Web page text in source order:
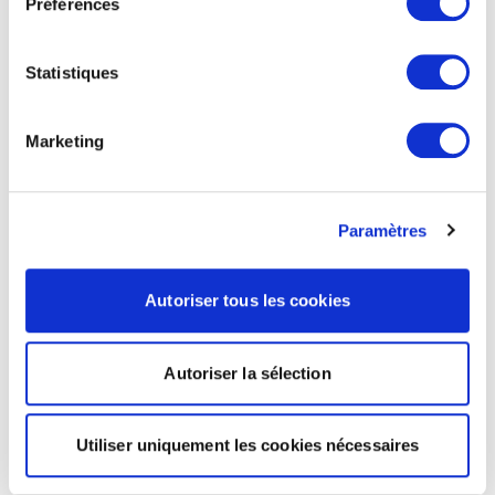
Statistiques
Marketing
Paramètres
Autoriser tous les cookies
Autoriser la sélection
Utiliser uniquement les cookies nécessaires